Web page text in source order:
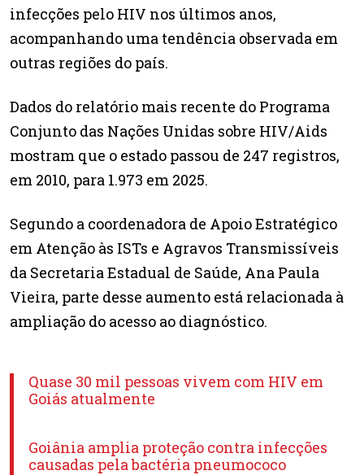
infecções pelo HIV nos últimos anos,
acompanhando uma tendência observada em
outras regiões do país.
Dados do relatório mais recente do Programa
Conjunto das Nações Unidas sobre HIV/Aids
mostram que o estado passou de 247 registros,
em 2010, para 1.973 em 2025.
Segundo a coordenadora de Apoio Estratégico
em Atenção às ISTs e Agravos Transmissíveis
da Secretaria Estadual de Saúde, Ana Paula
Vieira, parte desse aumento está relacionada à
ampliação do acesso ao diagnóstico.
Quase 30 mil pessoas vivem com HIV em
Goiás atualmente
Goiânia amplia proteção contra infecções
causadas pela bactéria pneumococo